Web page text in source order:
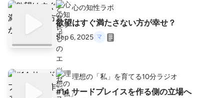
心の知性ラボ
欲望はすぐ満たさない方が幸せ？
Sep 6, 2025
理想の「私」を育てる10分ラジオ
#14 サードプレイスを作る側の立場へ